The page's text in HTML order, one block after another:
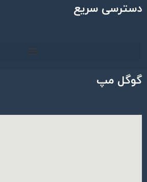
دسترسی سریع
گوگل مپ